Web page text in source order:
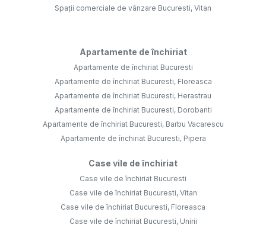
Spații comerciale de vânzare Bucuresti, Vitan
Apartamente de închiriat
Apartamente de închiriat Bucuresti
Apartamente de închiriat Bucuresti, Floreasca
Apartamente de închiriat Bucuresti, Herastrau
Apartamente de închiriat Bucuresti, Dorobanti
Apartamente de închiriat Bucuresti, Barbu Vacarescu
Apartamente de închiriat Bucuresti, Pipera
Case vile de închiriat
Case vile de închiriat Bucuresti
Case vile de închiriat Bucuresti, Vitan
Case vile de închiriat Bucuresti, Floreasca
Case vile de închiriat Bucuresti, Unirii